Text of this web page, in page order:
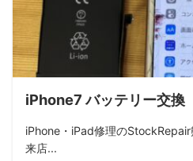
iPhone7 バッテリー交換
iPhone・iPad修理の
来店...